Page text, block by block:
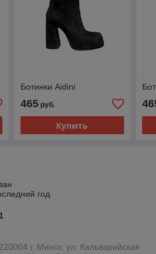
Ботинки Aidini
465руб.
Купить
год
г. Минск, ул. Кальварийская